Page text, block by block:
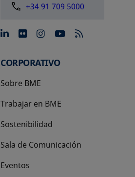
+34 91 709 5000
se abre en una pestaña
se abre en una
se abre en una
se abre en
CORPORATIVO
Sobre BME
Trabajar en BME
Sostenibilidad
Sala de Comunicación
Eventos